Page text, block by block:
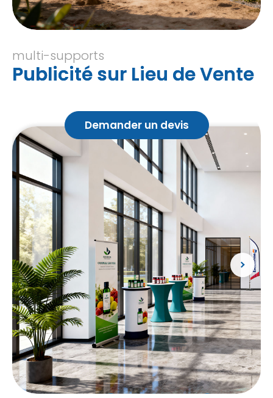
multi-supports
Publicité sur Lieu de Vente
Demander un devis